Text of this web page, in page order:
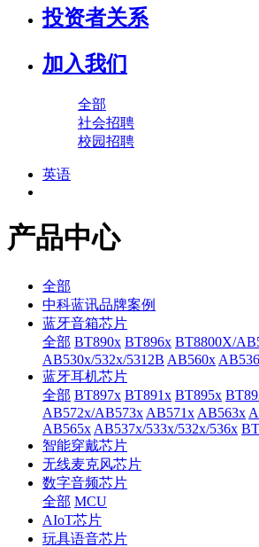
投资者关系
加入我们
全部
社会招聘
校园招聘
英语
产品中心
全部
中科蓝讯品牌案例
蓝牙音箱芯片
全部 BT890x BT896x BT8800X/
AB530x/532x/5312B AB560x
蓝牙耳机芯片
全部 BT897x BT891x BT895x
AB572x/AB573x AB571x AB563x
AB565x AB537x/533x/532x/536x
智能穿戴芯片
无线麦克风芯片
数字音频芯片
全部 MCU
AIoT芯片
玩具语音芯片